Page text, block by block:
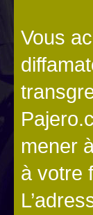
Vous
mener
à votre